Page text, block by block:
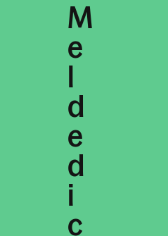
M
e
l
d
e
d
i
c